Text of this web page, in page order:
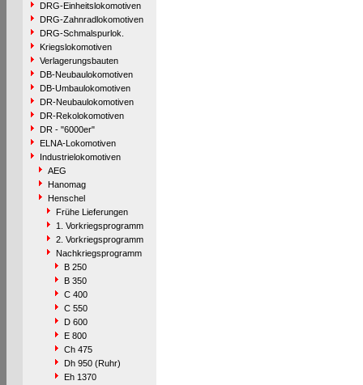
DRG-Einheitslokomotiven
DRG-Zahnradlokomotiven
DRG-Schmalspurlok.
Kriegslokomotiven
Verlagerungsbauten
DB-Neubaulokomotiven
DB-Umbaulokomotiven
DR-Neubaulokomotiven
DR-Rekolokomotiven
DR - "6000er"
ELNA-Lokomotiven
Industrielokomotiven
AEG
Hanomag
Henschel
Frühe Lieferungen
1. Vorkriegsprogramm
2. Vorkriegsprogramm
Nachkriegsprogramm
B 250
B 350
C 400
C 550
D 600
E 800
Ch 475
Dh 950 (Ruhr)
Eh 1370